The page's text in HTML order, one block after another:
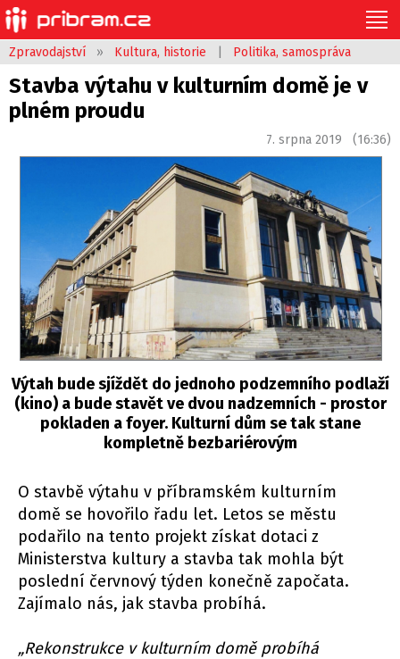
Zpravodajství » Kultura, historie Politika, samospráva
Stavba výtahu v kulturním domě je v
plném proudu
7. srpna 2019 (16:36)
Výtah bude sjíždět do jednoho podzemního podlaží
(kino) a bude stavět ve dvou nadzemních - prostor
pokladen a foyer. Kulturní dům se tak stane
kompletně bezbariérovým
O stavbě výtahu v příbramském kulturním
domě se hovořilo řadu let. Letos se městu
podařilo na tento projekt získat dotaci z
Ministerstva kultury a stavba tak mohla být
poslední červnový týden konečně započata.
Zajímalo nás, jak stavba probíhá.
„Rekonstrukce v kulturním domě probíhá